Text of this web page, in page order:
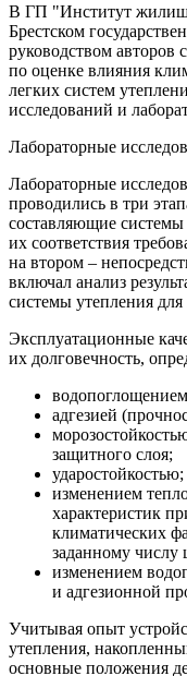
В ГП "Институт
Брестском
руководством авторов
по оценке влияния
легких систем
исследований и
Лабораторные
Лабораторные
проводились в три
составляющие
их соответствия
на втором –
включал анализ
системы утепления
Эксплуатационные
их долговечность,
адгезией
защитного слоя;
ударостойкостью;
изменением
характеристик
климатических
заданному числу
изменением
и адгезионной
Учитывая опыт
утепления,
основные положения